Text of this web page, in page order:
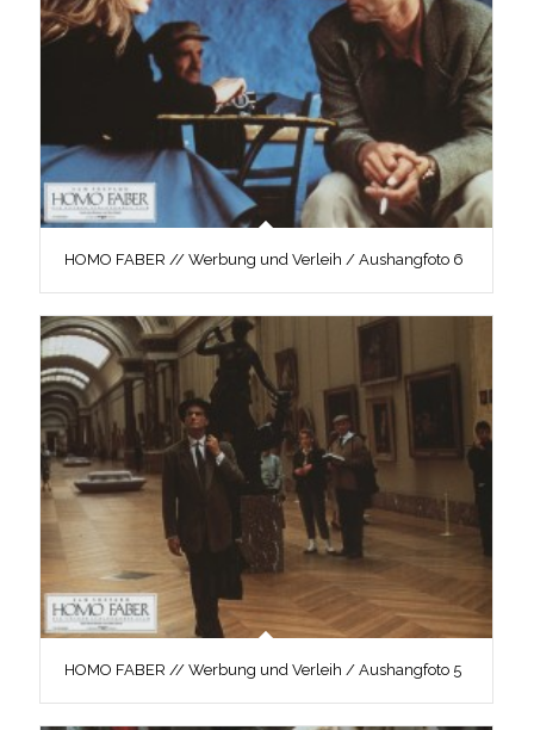
HOMO FABER // Werbung und Verleih / Aushangfoto 6
HOMO FABER // Werbung und Verleih / Aushangfoto 5